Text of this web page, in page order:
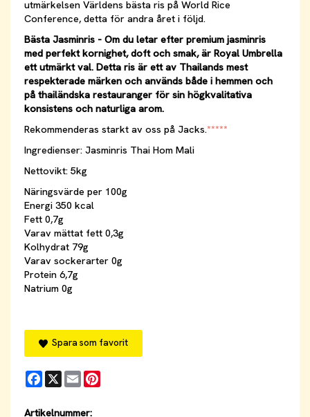
utmärkelsen Världens bästa ris på World Rice
Conference, detta för andra året i följd.
Bästa Jasminris - Om du letar efter premium jasminris
med perfekt kornighet, doft och smak, är Royal Umbrella
ett utmärkt val. Detta ris är ett av Thailands mest
respekterade märken och används både i hemmen och
på thailändska restauranger för sin högkvalitativa
konsistens och naturliga arom.
Rekommenderas starkt av oss på Jacks.*****
Ingredienser: Jasminris Thai Hom Mali
Nettovikt: 5kg
Näringsvärde per 100g
Energi 350 kcal
Fett 0,7g
Varav mättat fett 0,3g
Kolhydrat 79g
Varav sockerarter 0g
Protein 6,7g
Natrium 0g
Spara som favorit
Facebook
X Email
Artikelnummer: